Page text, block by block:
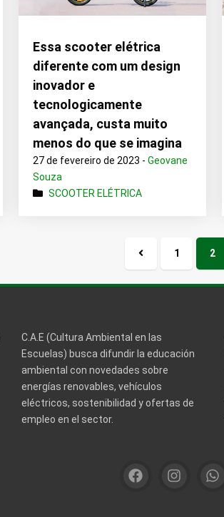
Essa scooter elétrica
diferente com um design
inovador e
tecnologicamente
avançada, custa muito
menos do que se imagina
27 de fevereiro de 2023 -Geovane
Souza
SCOOTER ELÉTRICA
Página
anterior
1 2
C.A.E (Cultura Ambiental en las
Escuelas) busca difundir la educación
ambiental con novedades sobre
energías renovables, vehículos
eléctricos, sostenibilidad y ofertas de
empleo en el sector.